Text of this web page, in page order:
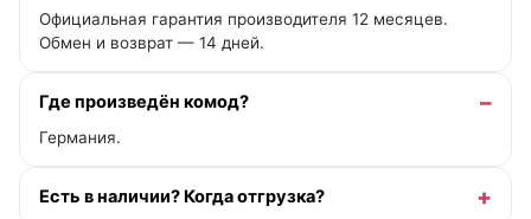
Официальная гарантия производителя 12 месяцев.
Обмен и возврат — 14 дней.
Где произведён комод?
Германия.
Есть в наличии? Когда отгрузка?